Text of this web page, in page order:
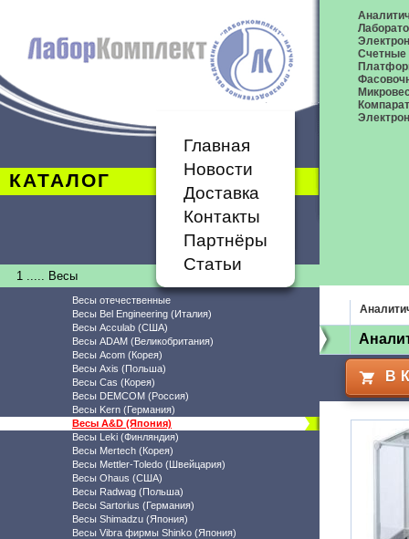
КАТАЛОГ
Главная
Новости
Доставка
Контакты
Партнёры
Статьи
1 ..... Весы
Весы отечественные
Весы Bel Engineering (Италия)
Весы Acculab (США)
Весы ADAM (Великобритания)
Весы Acom (Корея)
Весы Axis (Польша)
Весы Cas (Корея)
Весы DEMCOM (Россия)
Весы Kern (Германия)
Весы A&D (Япония)
Весы Leki (Финляндия)
Весы Mertech (Корея)
Весы Mettler-Toledo (Швейцария)
Весы Ohaus (США)
Весы Radwag (Польша)
Весы Sartorius (Германия)
Весы Shimadzu (Япония)
Весы Vibra фирмы Shinko (Япония)
Счетные
В